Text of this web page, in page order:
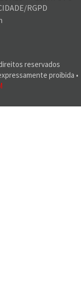
RGPD
reservados
proibida •